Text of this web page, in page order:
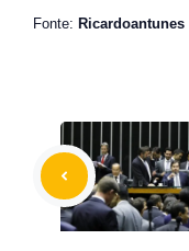
Fonte: Ricardoantunes